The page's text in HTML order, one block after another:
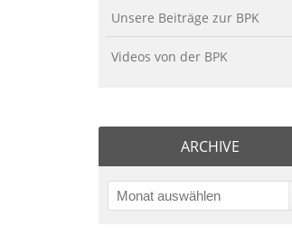
Unsere Beiträge zur BPK
Videos von der BPK
ARCHIVE
Monat auswählen